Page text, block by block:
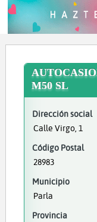
M50 SL
Dirección social
Calle Virgo, 1
Código Postal
28983
Municipio
Parla
Provincia